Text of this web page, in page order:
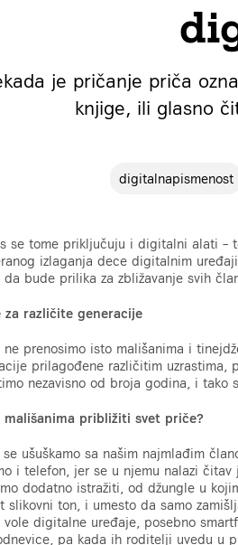
je pričanje priča
knjige, ili glasno
digitalnapismenost
se tome priključuju i digitalni alati –
izlaganja dece digitalnim
da bude prilika za zbližavanje svih
za različite generacije
ne prenosimo isto mališanima i
prilagođene različitim uzrastima,
nezavisno od broja godina, i tako
mališanima približiti svet priče?
se ušuškamo sa našim najmlađim
i telefon, jer se u njemu nalazi
dodatno istražiti, od džungle u
slikovni ton, i umesto da samo
vole digitalne uređaje, posebno
pa kada ih roditelji uvedu u